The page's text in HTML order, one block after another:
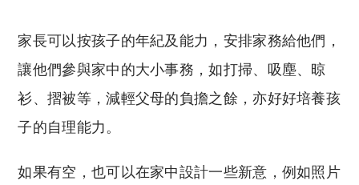
家長可以按孩子的年紀及能力，安排家務給他們，
讓他們參與家中的大小事務，如打掃、吸塵、晾
衫、摺被等，減輕父母的負擔之餘，亦好好培養孩
子的自理能力。
如果有空，也可以在家中設計一些新意，例如照片